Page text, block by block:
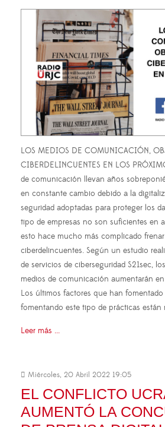
LOS MEDIOS DE COMUNICACIÓN,
CIBERDELINCUENTES EN LOS
de comunicación llevan años
en constante cambio debido a la
seguridad adoptadas para proteger los
tipo de empresas no son suficientes en
esto hace mucho más complicado
ciberdelincuentes. Según un estudio
de servicios de ciberseguridad S21sec,
medios de comunicación aumentarán
Los últimos factores que han
fomentando este tipo de prácticas están
Leer más ...
Miércoles, 20 Abril 2022 19:05
EL CONFLICTO
AUMENTÓ LA